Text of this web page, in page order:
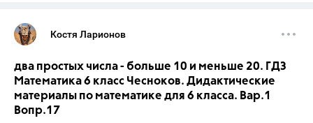
Костя Ларионов
два простых числа - больше 10 и меньше 20. ГДЗ
Математика 6 класс Чесноков. Дидактические
материалы по математике для 6 класса. Вар.1
Вопр.17